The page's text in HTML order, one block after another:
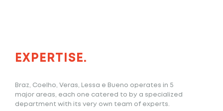
EXPERTISE.
Braz, Coelho, Veras, Lessa e Bueno operates in 5
major areas, each one catered to by a specialized
department with its very own team of experts.